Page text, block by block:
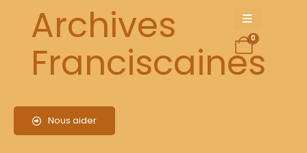
Archives
Franciscaines
Nous aider
0